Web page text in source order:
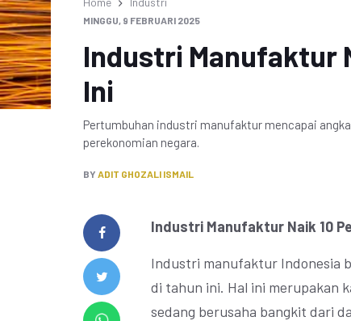
MINGGU, 9 FEBRUARI 2025
Industri Manufaktur
Ini
Pertumbuhan industri manufaktur mencapai
perekonomian negara.
BY ADIT GHOZALI ISMAIL
Industri Manufaktur Naik 10
Industri manufaktur Indonesia
di tahun ini. Hal ini merupakan
sedang berusaha bangkit dari